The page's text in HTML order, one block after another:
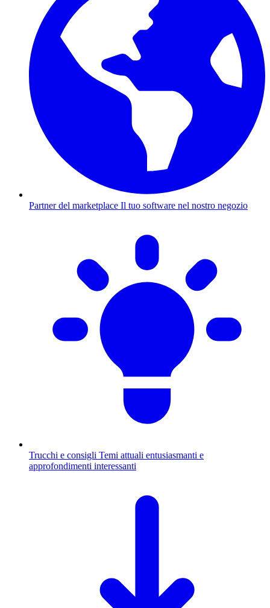
Partner del marketplace Il tuo software nel nostro negozio
Trucchi e consigli Temi attuali entusiasmanti e
approfondimenti interessanti